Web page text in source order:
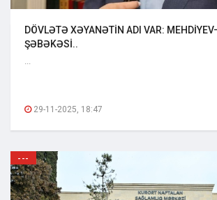
DÖVLƏTƏ XƏYANƏTİN ADI VAR:
ŞƏBƏKƏSİ..
...
29-11-2025, 18:47
---